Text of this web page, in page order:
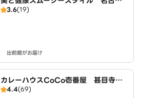
店3.6(19)
出前館がお届け
カレーハウスCoCo壱番屋 甚目寺店
（SD）
4.4(69)